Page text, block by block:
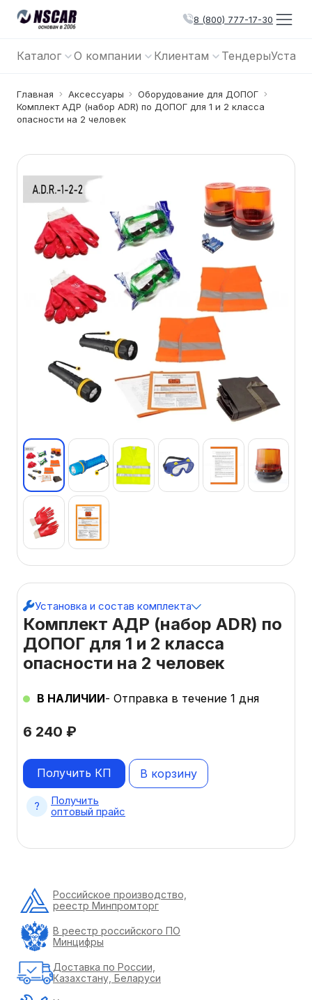
8 (800) 777-17-30
Каталог О компании Клиентам Тендеры
Главная Аксессуары
Оборудование для ДОПОГ
Комплект АДР (набор ADR) по ДОПОГ для 1 и 2 класса
опасности на 2 человек
Комплект АДР (набор ADR) по
ДОПОГ для 1 и 2 класса
опасности на 2 человек
6 240 ₽
В НАЛИЧИИ- Отправка в течение 1 дня
Установка и состав комплекта
В корзину
Получить КП
Получить
оптовый прайс
Российское производство,
реестр Минпромторг
В реестр российского ПО
Минцифры
Доставка по России,
Казахстану, Беларуси